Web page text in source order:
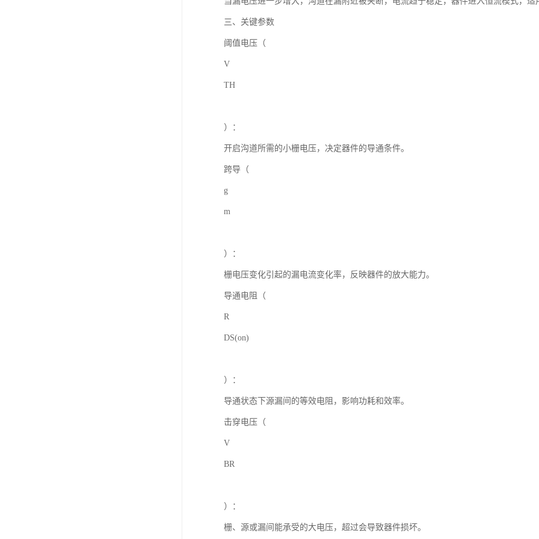
三、关键参数
阈值电压（
V
TH
）：
开启沟道所需的小栅电压，决定器件的导通条件。
跨导（
g
m
）：
栅电压变化引起的漏电流变化率，反映器件的放大能力。
导通电阻（
R
DS(on)
）：
导通状态下源漏间的等效电阻，影响功耗和效率。
击穿电压（
V
BR
）：
栅、源或漏间能承受的大电压，超过会导致器件损坏。